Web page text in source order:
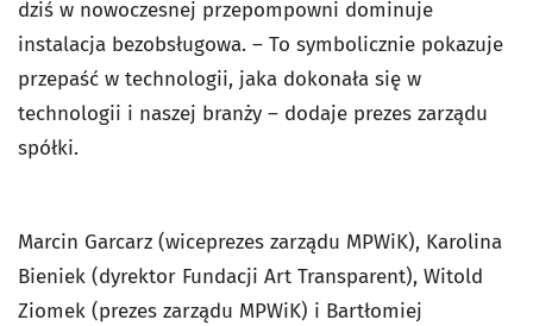
dziś w nowoczesnej przepompowni dominuje
instalacja bezobsługowa. – To symbolicznie pokazuje
przepaść w technologii, jaka dokonała się w
technologii i naszej branży – dodaje prezes zarządu
spółki.
Marcin Garcarz (wiceprezes zarządu MPWiK), Karolina
Bieniek (dyrektor Fundacji Art Transparent), Witold
Ziomek (prezes zarządu MPWiK) i Bartłomiej